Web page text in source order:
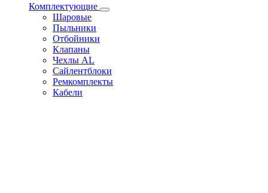
Комплектующие
Шаровые
Пыльники
Отбойники
Клапаны
Чехлы AL
Сайлентблоки
Ремкомплекты
Кабели